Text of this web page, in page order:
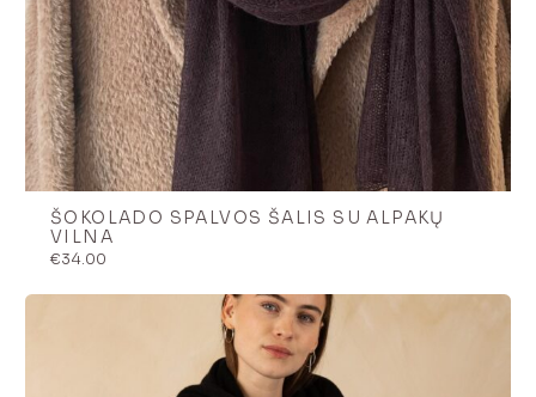
ŠOKOLADO SPALVOS ŠALIS SU ALPAKŲ
VILNA
€34.00